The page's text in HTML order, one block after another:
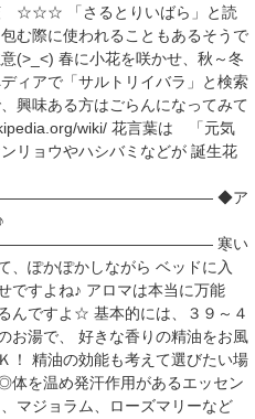
「さるとりいばら」と読
む際に使われることもあるそうで
(>_<) 春に小花を咲かせ、秋～冬
ィアで「サルトリイバラ」と検索
興味ある方はごらんになってみて
wiki/ 花言葉は 「元気
リョウやハシバミなどが 誕生花
◆ア
寒い
、ぽかぽかしながら ベッドに入
ですよね♪ アロマは本当に万能
んですよ☆ 基本的には、３９～４
お湯で、 好きな香りの精油をお風
！ 精油の効能も考えて選びたい場
を温め発汗作用があるエッセン
マジョラム、ローズマリーなど